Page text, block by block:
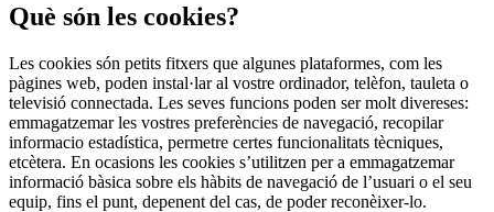
Què són les cookies?
Les cookies són petits fitxers que algunes plataformes, com les
pàgines web, poden instal·lar al vostre ordinador, telèfon, tauleta o
televisió connectada. Les seves funcions poden ser molt divereses:
emmagatzemar les vostres preferències de navegació, recopilar
informacio estadística, permetre certes funcionalitats tècniques,
etcètera. En ocasions les cookies s’utilitzen per a emmagatzemar
informació bàsica sobre els hàbits de navegació de l’usuari o el seu
equip, fins el punt, depenent del cas, de poder reconèixer-lo.